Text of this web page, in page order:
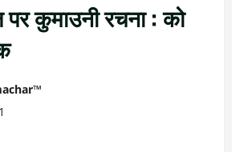
कुमाउनी रचना : को